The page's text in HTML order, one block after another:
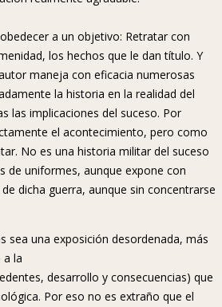
a un objetivo: Retratar con
los hechos que le dan título. Y
maneja con eficacia numerosas
la historia en la realidad del
las implicaciones del suceso. Por
el acontecimiento, pero como
No es una historia militar del suceso
de uniformes, aunque expone con
dicha guerra, aunque sin concentrarse
sea una exposición desordenada, más
a la
desarrollo y consecuencias) que
Por eso no es extraño que el